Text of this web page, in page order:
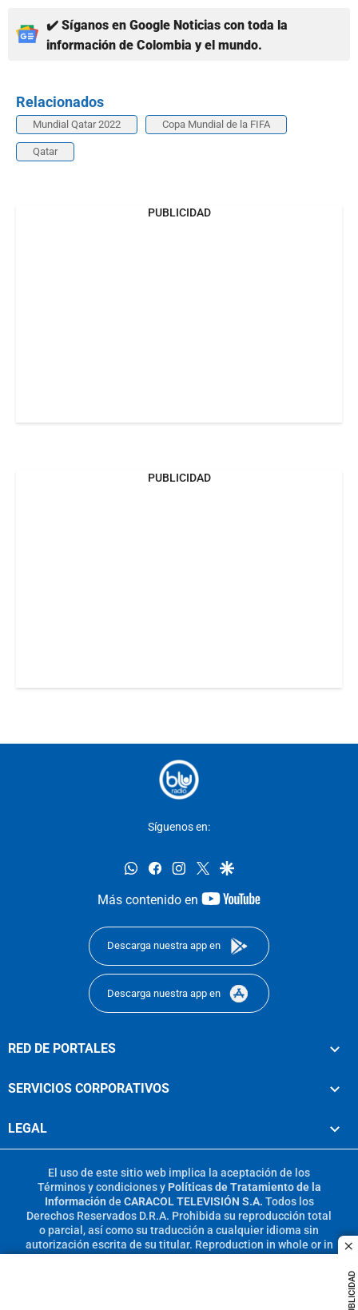
PUBLICIDAD
✔️ Síganos en Google Noticias con toda la
información de Colombia y el mundo.
Relacionados
Mundial Qatar 2022 Copa Mundial de la FIFA
Qatar
PUBLICIDAD
PUBLICIDAD
Síguenos en:
whatsappfacebookinstagram
twittergoogle
Más contenido en
youtube-
Descarga nuestra app en
Descarga nuestra app en
RED DE PORTALES
SERVICIOS CORPORATIVOS
LEGAL
El uso de este sitio web implica la aceptación de los
Términos y condicionesy Políticas de Tratamiento de la
Información de CARACOL TELEVISIÓN S.A. Todos los
Derechos Reservados D.R.A. Prohibida su reproducción total
o parcial, así como su traducción a cualquier idioma sin
autorización escrita de su titular. Reproduction in whole or in